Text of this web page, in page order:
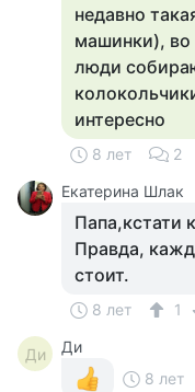
недавно
машинки), во
люди
интересно
8 лет 2
Екатерина Шлак
Папа,кстати
Правда,
стоит.
8 лет 1
Ди
Ди
8 лет